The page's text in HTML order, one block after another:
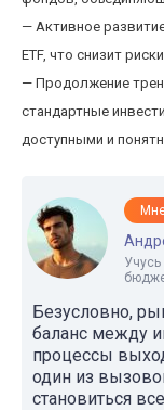
— Активное
ETF, что снизит
— Продолжение
стандартные
доступными и
Безусловно,
баланс между
процессы
один из
становиться